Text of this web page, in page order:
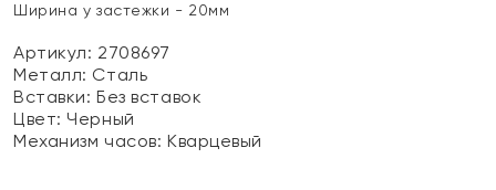
Ширина у застежки - 20мм
Артикул: 2708697
Металл: Сталь
Вставки:Без вставок
Цвет:Черный
Механизм часов: Кварцевый